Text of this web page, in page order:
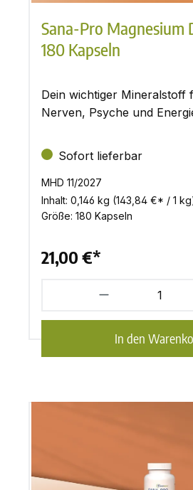
Sana-Pro Magnesium
180 Kapseln
Dein wichtiger Mineralstoff
Nerven, Psyche und
Sofort lieferbar
MHD 11/2027
Inhalt: 0,146 kg (143,84 €* / 1
Größe: 180 Kapseln
21,00 €*
In den